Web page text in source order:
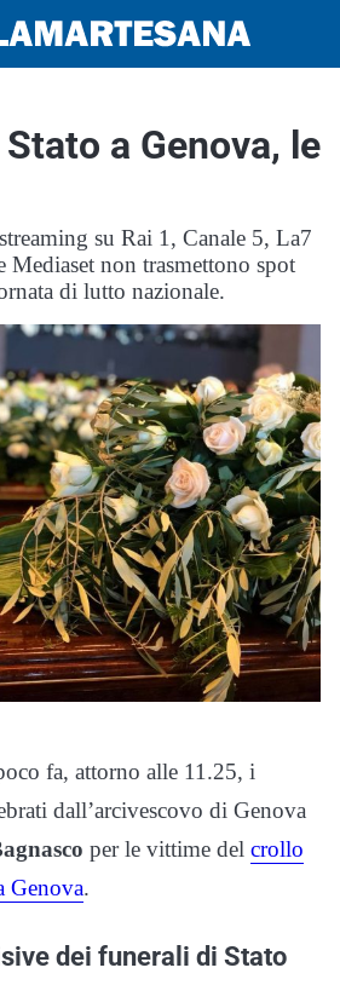
a Genova, le
su Rai 1, Canale 5, La7
Mediaset non trasmettono spot
di lutto nazionale.
fa, attorno alle 11.25, i
dall’arcivescovo di Genova
per le vittime del crollo
Genova.
dei funerali di Stato